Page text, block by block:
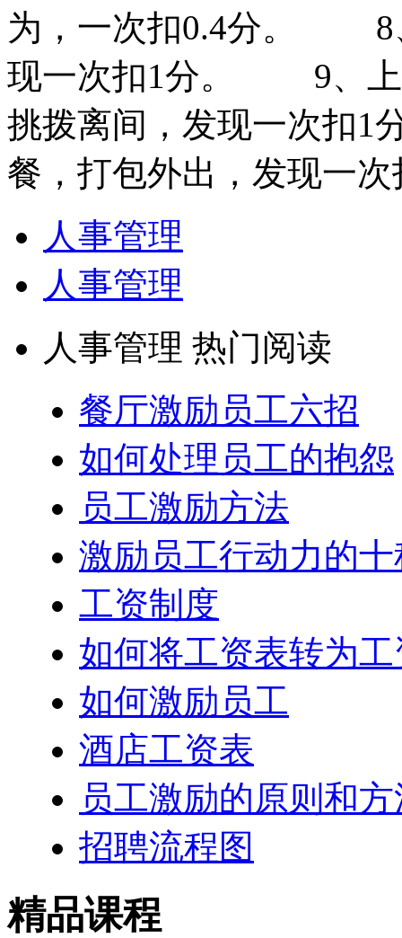
为，一次扣0.4分。 8
现一次扣1分。 9、上
挑拨离间，发现一次
餐，打包外出，发现一次
人事管理
人事管理
人事管理 热门阅读
餐厅激励员工六招
如何处理员工的抱怨
员工激励方法
激励员工行动力的
工资制度
如何将工资表转为工
如何激励员工
酒店工资表
员工激励的原则和
招聘流程图
精品课程